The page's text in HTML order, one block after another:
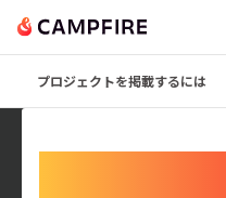
プロジェクトを掲載するには